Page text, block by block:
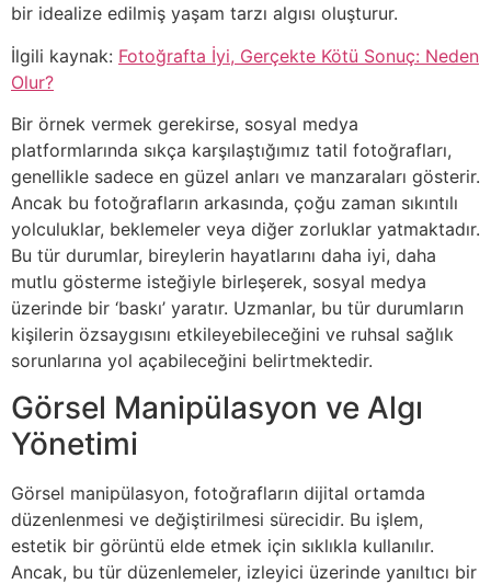
bir idealize edilmiş yaşam tarzı algısı oluşturur.
İlgili kaynak: Fotoğrafta İyi, Gerçekte Kötü Sonuç: Neden
Olur?
Bir örnek vermek gerekirse, sosyal medya
platformlarında sıkça karşılaştığımız tatil fotoğrafları,
genellikle sadece en güzel anları ve manzaraları gösterir.
Ancak bu fotoğrafların arkasında, çoğu zaman sıkıntılı
yolculuklar, beklemeler veya diğer zorluklar yatmaktadır.
Bu tür durumlar, bireylerin hayatlarını daha iyi, daha
mutlu gösterme isteğiyle birleşerek, sosyal medya
üzerinde bir ‘baskı’ yaratır. Uzmanlar, bu tür durumların
kişilerin özsaygısını etkileyebileceğini ve ruhsal sağlık
sorunlarına yol açabileceğini belirtmektedir.
Görsel Manipülasyon ve Algı
Yönetimi
Görsel manipülasyon, fotoğrafların dijital ortamda
düzenlenmesi ve değiştirilmesi sürecidir. Bu işlem,
estetik bir görüntü elde etmek için sıklıkla kullanılır.
Ancak, bu tür düzenlemeler, izleyici üzerinde yanıltıcı bir